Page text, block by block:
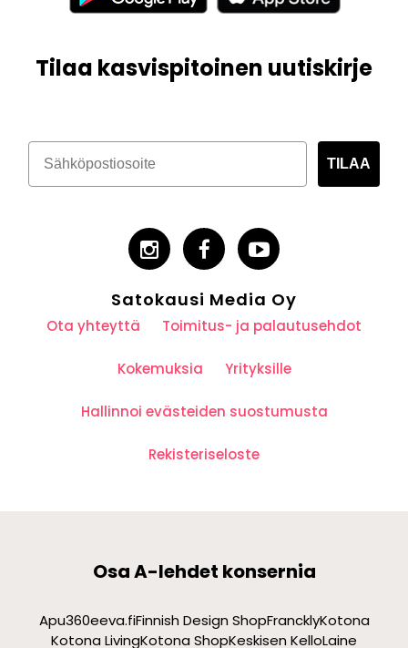
Tilaa kasvispitoinen uutiskirje
TILAA
Satokausi Media Oy
Ota yhteyttä Toimitus- ja palautusehdot
Kokemuksia Yrityksille
Hallinnoi evästeiden suostumusta
Rekisteriseloste
Osa A-lehdet konsernia
Apu360eeva.fiFinnish Design ShopFrancklyKotona
Kotona LivingKotona ShopKeskisen KelloLaine